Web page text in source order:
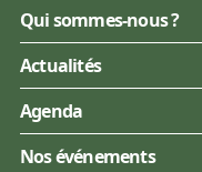
Qui sommes-nous ?
Actualités
Agenda
Nos événements